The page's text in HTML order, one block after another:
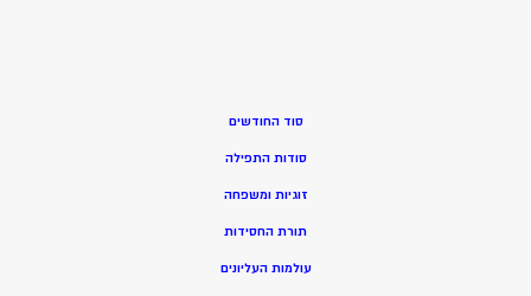
סוד החודשים
סודות התפילה
זוגיות ומשפחה
תורת החסידות
עולמות העליונים